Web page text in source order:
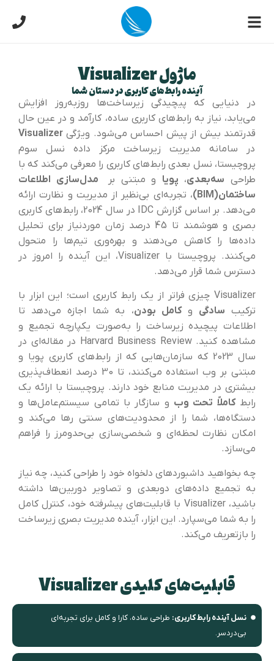
ماژول Visualizer
آینده رابط‌های کاربری در دستان شما
در دنیایی که پیچیدگی زیرساخت‌ها روزبه‌روز افزایش
می‌یابد، نیاز به رابط‌های کاربری ساده، کارآمد و در عین حال
قدرتمند بیش از پیش احساس می‌شود. ویژگیVisualizer
در سامانه مدیریت زیرساخت مرکز داده نسل سوم
پروچیستا، نسل بعدی رابط‌های کاربری را معرفی می‌کند که با
طراحیسه‌بعدی،پویاو مبتنی بر
مدل‌سازی اطلاعات
ساختمان(BIM
)، تجربه‌ای بی‌نظیر از مدیریت و نظارت ارائه
می‌دهد. بر اساس گزارش IDC در سال 2024، رابط‌های کاربری
بصری و هوشمند تا 45 درصد زمان موردنیاز برای تحلیل
داده‌ها را کاهش می‌دهند و بهره‌وری تیم‌ها را متحول
می‌کنند. پروچیستا با Visualizer، این آینده را امروز در
دسترس شما قرار می‌دهد.
Visualizer چیزی فراتر از یک رابط کاربری است؛ این ابزار با
ترکیبسادگیو کامل بودن، به شما اجازه می‌دهد تا
اطلاعات پیچیده زیرساخت را به‌صورت یکپارچه تجمیع و
مشاهده کنید. Harvard Business Review در مقاله‌ای در
سال 2023 که سازمان‌هایی که از رابط‌های کاربری پویا و
مبتنی بر وب استفاده می‌کنند، تا 30 درصد انعطاف‌پذیری
بیشتری در مدیریت منابع خود دارند. پروچیستا با ارائه یک
رابطکاملاً تحت وبو سازگار با تمامی سیستم‌عامل‌ها و
دستگاه‌ها، شما را از محدودیت‌های سنتی رها می‌کند و
امکان نظارت لحظه‌ای و شخصی‌سازی بی‌حدومرز را فراهم
می‌سازد.
چه بخواهید داشبوردهای دلخواه خود را طراحی کنید، چه نیاز
به تجمیع داده‌های دوبعدی و تصاویر دوربین‌ها داشته
باشید، Visualizer با قابلیت‌های پیشرفته خود، کنترل کامل
را به شما می‌سپارد. این ابزار، آینده مدیریت بصری زیرساخت
را بازتعریف می‌کند.
قابلیت‌های کلیدی Visualizer
نسل آینده رابط کاربری:طراحی ساده، کارا و کامل برای تجربه‌ای
بی‌دردسر.